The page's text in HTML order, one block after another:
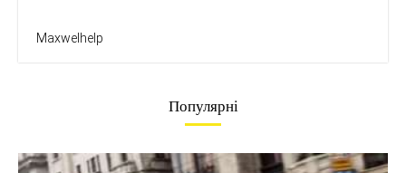
Maxwelhelp
Популярні